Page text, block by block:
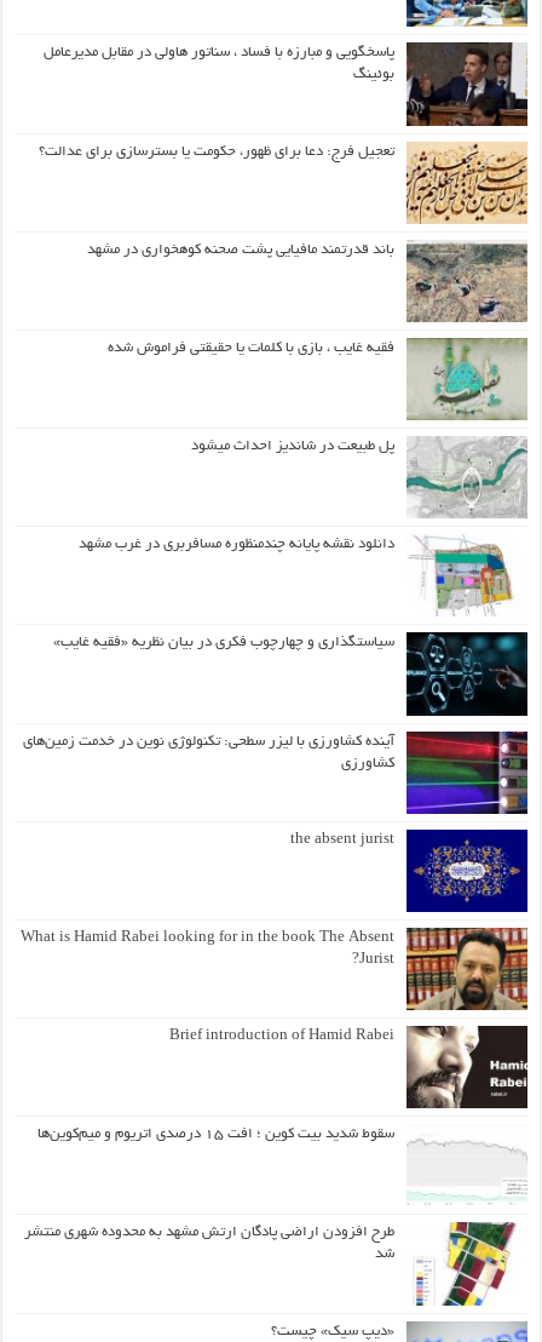
پاسخگویی و مبارزه با فساد ، سناتور هاولی در مقابل مدیرعامل
بوئینگ
تعجیل فرج: دعا برای ظهور، حکومت یا بسترسازی برای عدالت؟
باند قدرتمند مافیایی پشت صحنه کوهخواری در مشهد
فقیه غایب ، بازی با کلمات یا حقیقتی فراموش شده
پل طبیعت در شاندیز احداث میشود
دانلود نقشه پایانه چندمنظوره مسافربری در غرب مشهد
سیاستگذاری و چهارچوب فکری در بیان نظریه «فقیه غایب»
آینده کشاورزی با لیزر سطحی: تکنولوژی نوین در خدمت زمین‌های
کشاورزی
the absent jurist
What is Hamid Rabei looking for in the book The Absent
Jurist?
Brief introduction of Hamid Rabei
سقوط شدید بیت کوین ؛ افت ۱۵ درصدی اتریوم و میم‌کوین‌ها
طرح افزودن اراضی پادگان ارتش مشهد به محدوده شهری منتشر
شد
«دیپ سیک» چیست؟